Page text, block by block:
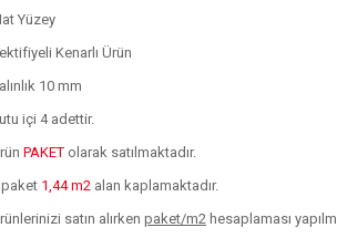
Yüzey
Kenarlı Ürün
10 mm
içi 4 adettir.
PAKET olarak satılmaktadır.
paket 1,44 m2 alan kaplamaktadır.
satın alırken paket/m2 hesaplaması